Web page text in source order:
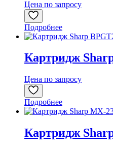
Цена по запросу
Подробнее
Картридж
Цена по запросу
Подробнее
Картридж